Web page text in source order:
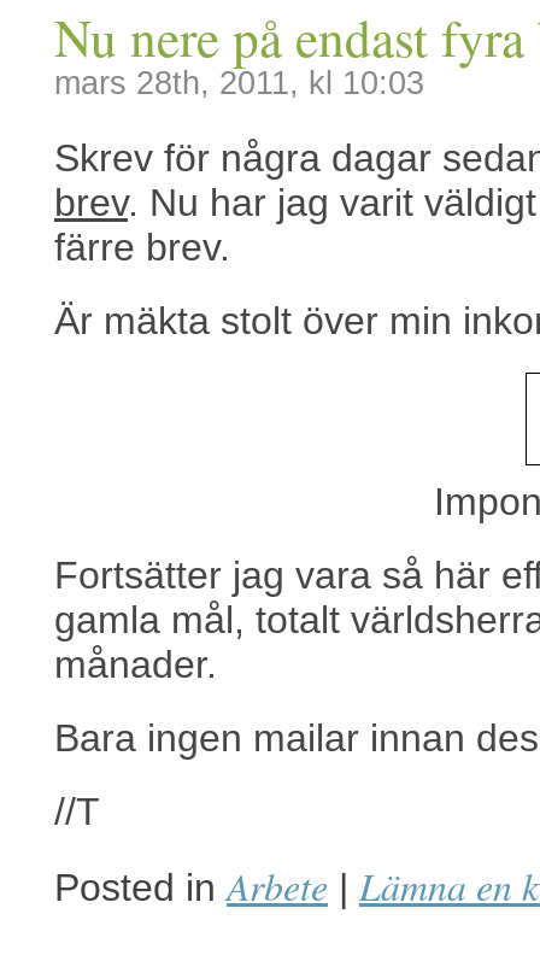
Nu nere på endast
mars 28th, 2011, kl 10:03
Skrev för några dagar
brev. Nu har jag varit
färre brev.
Är mäkta stolt över min
Fortsätter jag vara så här
gamla mål, totalt
månader.
Bara ingen mailar innan
//T
Posted in Arbete | Lämna en